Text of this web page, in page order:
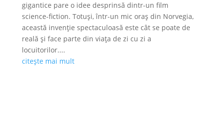
gigantice pare o idee desprinsă dintr-un film
science-fiction. Totuși, într-un mic oraș din Norvegia,
această invenție spectaculoasă este cât se poate de
reală și face parte din viața de zi cu zi a
locuitorilor....
citește mai mult